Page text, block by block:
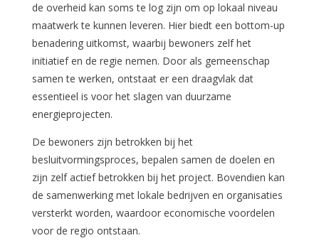
de overheid kan soms te log zijn om op lokaal niveau
maatwerk te kunnen leveren. Hier biedt een bottom-up
benadering uitkomst, waarbij bewoners zelf het
initiatief en de regie nemen. Door als gemeenschap
samen te werken, ontstaat er een draagvlak dat
essentieel is voor het slagen van duurzame
energieprojecten.
De bewoners zijn betrokken bij het
besluitvormingsproces, bepalen samen de doelen en
zijn zelf actief betrokken bij het project. Bovendien kan
de samenwerking met lokale bedrijven en organisaties
versterkt worden, waardoor economische voordelen
voor de regio ontstaan.